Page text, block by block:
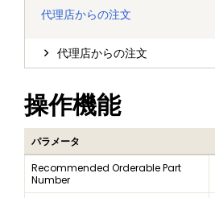
代理店からの注文
代理店からの注文
操作機能
パラメータ
Recommended Orderable Part
Number